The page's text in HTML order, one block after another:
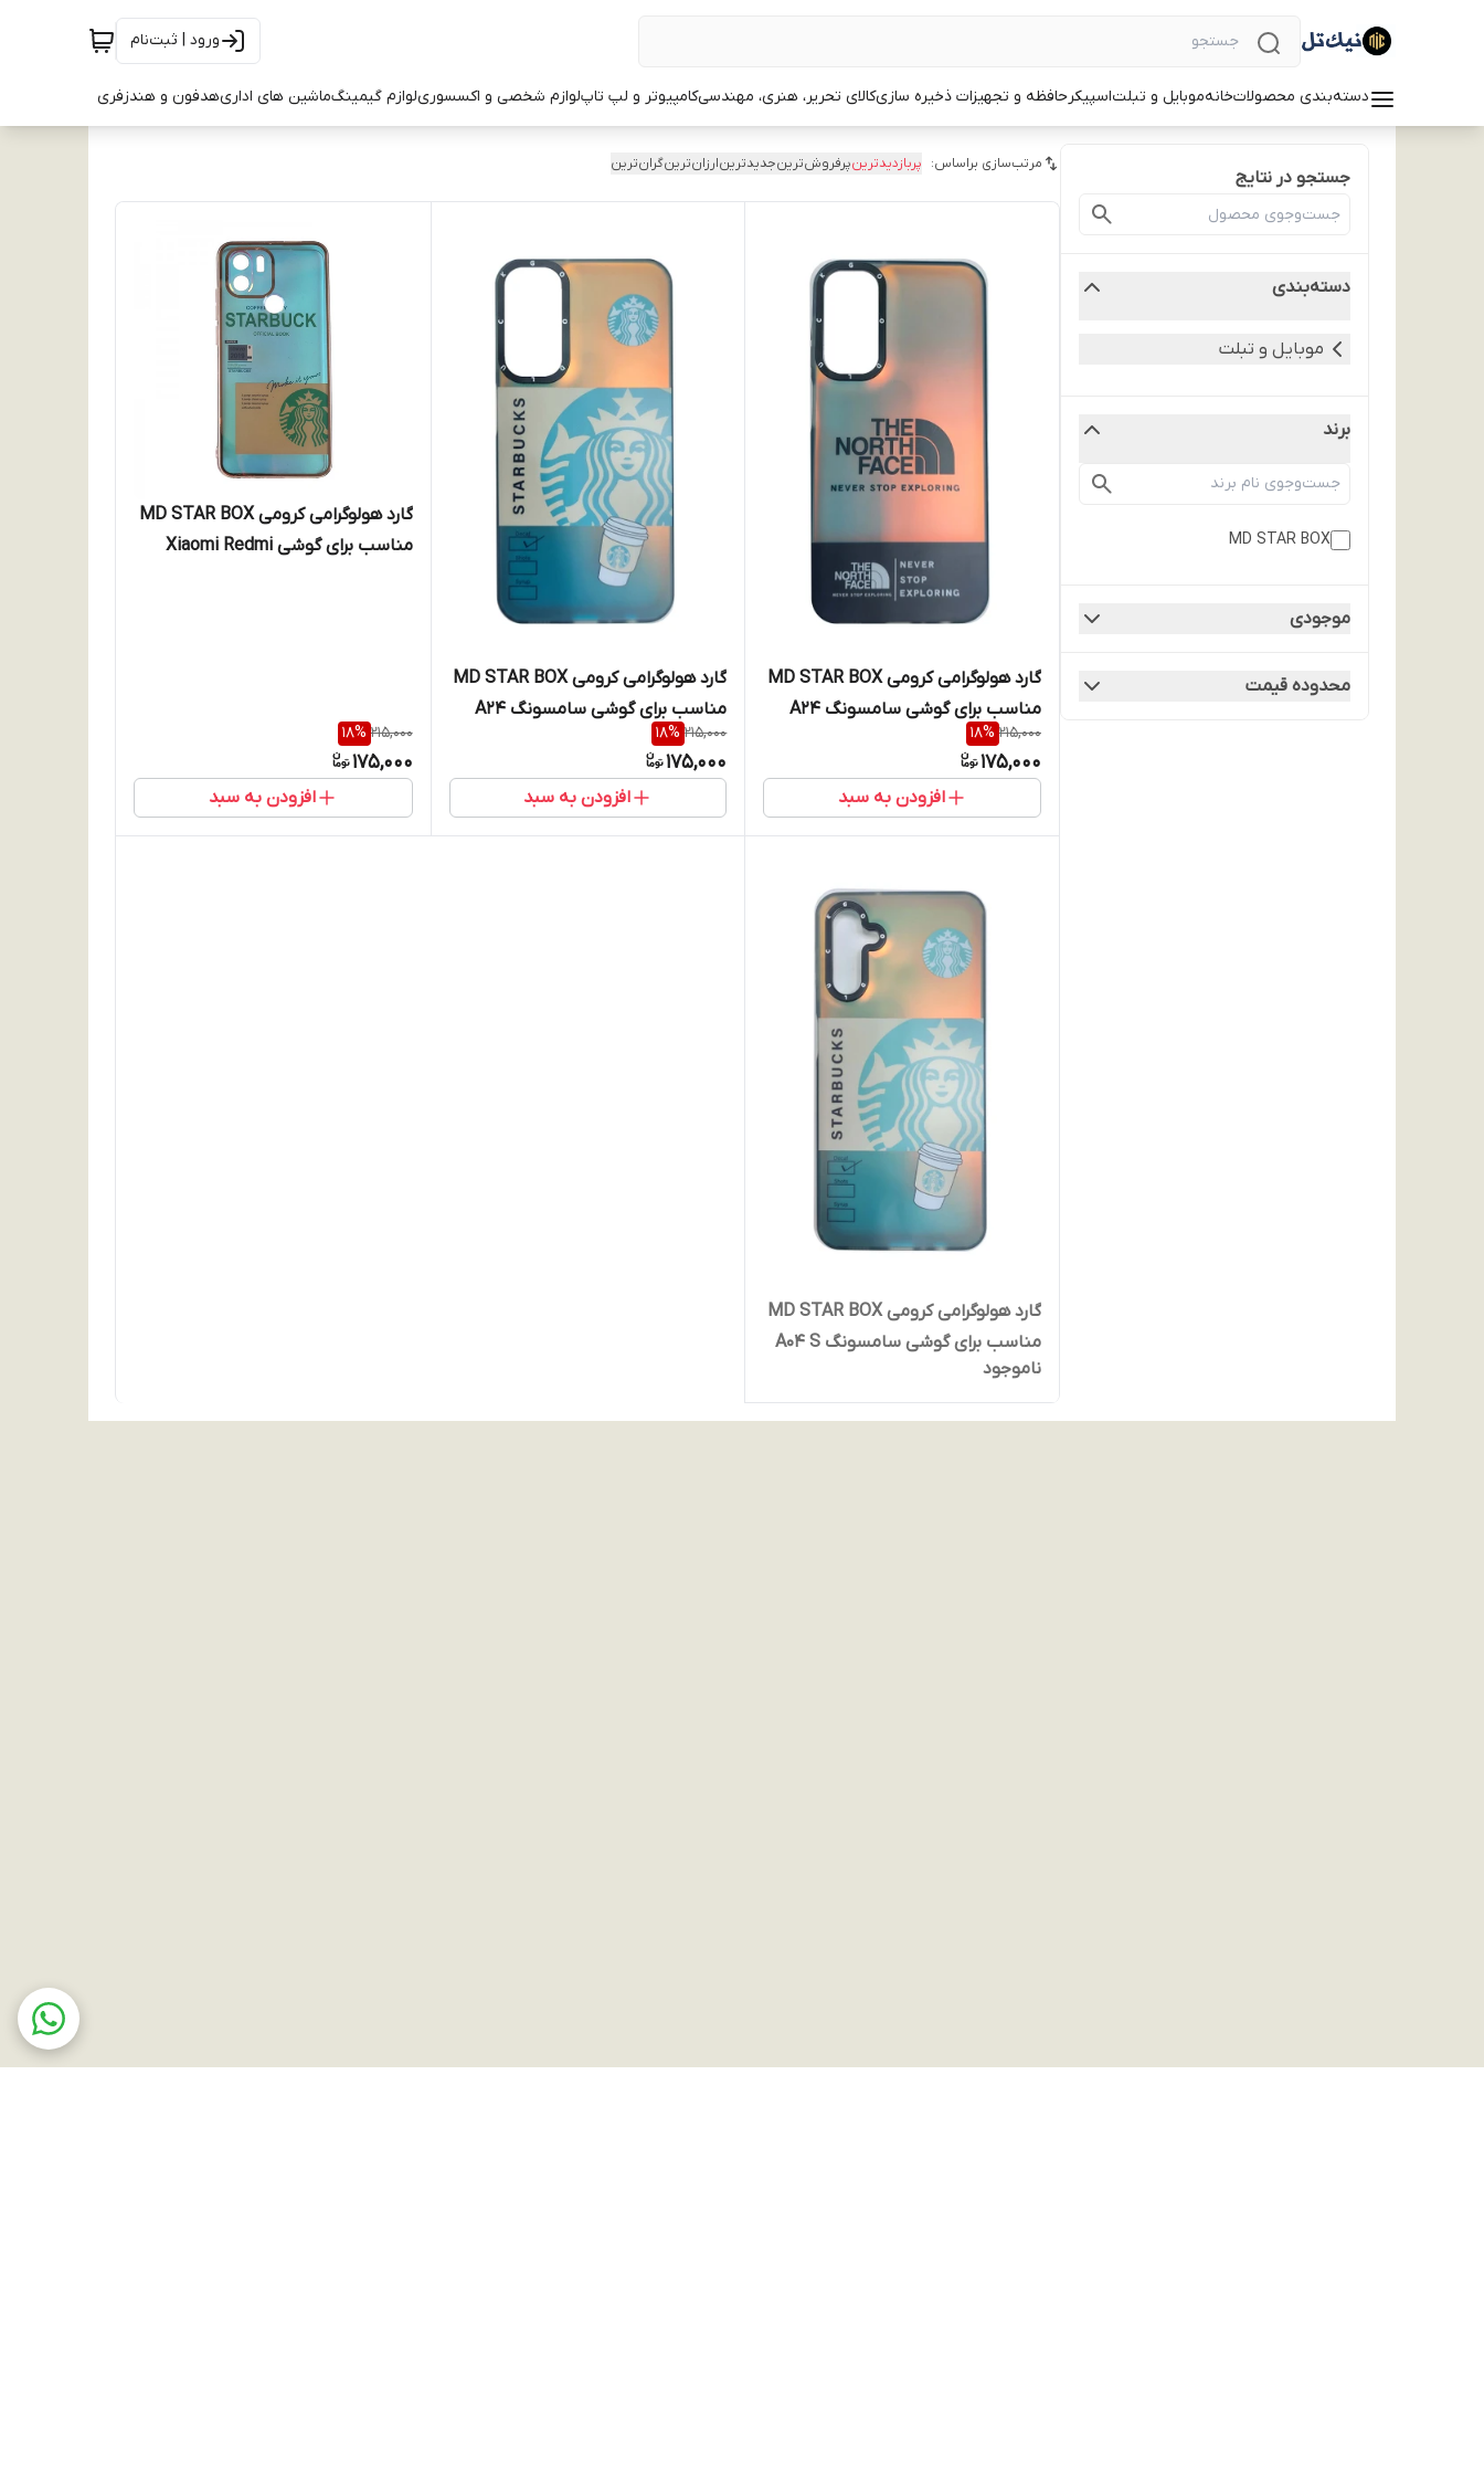
ورود | ثبت‌نام
دسته‌بندی محصولاتخانهموبایل و تبلتاسپیکرحافظه و تجهیزات ذخیره سازیکالای تحریر، هنری، مهندسیکامپیوتر و لپ تاپلوازم شخصی و اکسسوریلوازم گیمینگماشین های اداریهدفون و هندزفری
جستجو در نتایج
دسته‌بندی
موبایل و تبلت
برند
MD STAR BOX
موجودی
محدوده قیمت
مرتب‌سازی براساس: پربازدیدترینپرفروش‌ترینجدیدترینارزان‌ترینگران‌ترین
گارد هولوگرامی کرومی MD STAR BOX
مناسب برای گوشی سامسونگ A24
215,000
18%
175,000
افزودن به سبد
گارد هولوگرامی کرومی MD STAR BOX
مناسب برای گوشی سامسونگ A24
215,000
18%
175,000
افزودن به سبد
گارد هولوگرامی کرومی MD STAR BOX
مناسب برای گوشی Xiaomi Redmi
215,000
18%
175,000
افزودن به سبد
گارد هولوگرامی کرومی MD STAR BOX
مناسب برای گوشی سامسونگ A04 S
ناموجود